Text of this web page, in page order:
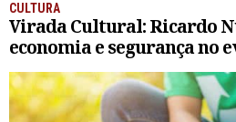
CULTURA
Virada Cultural: Ricardo
economia e segurança no